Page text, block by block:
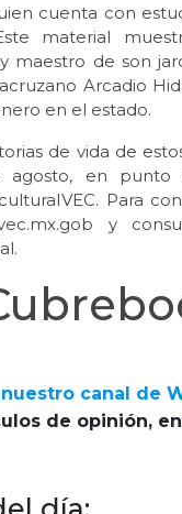
cuenta con
material
maestro de son
Arcadio
en el estado.
de vida de
en punto
Para
y
canal de
de opinión,